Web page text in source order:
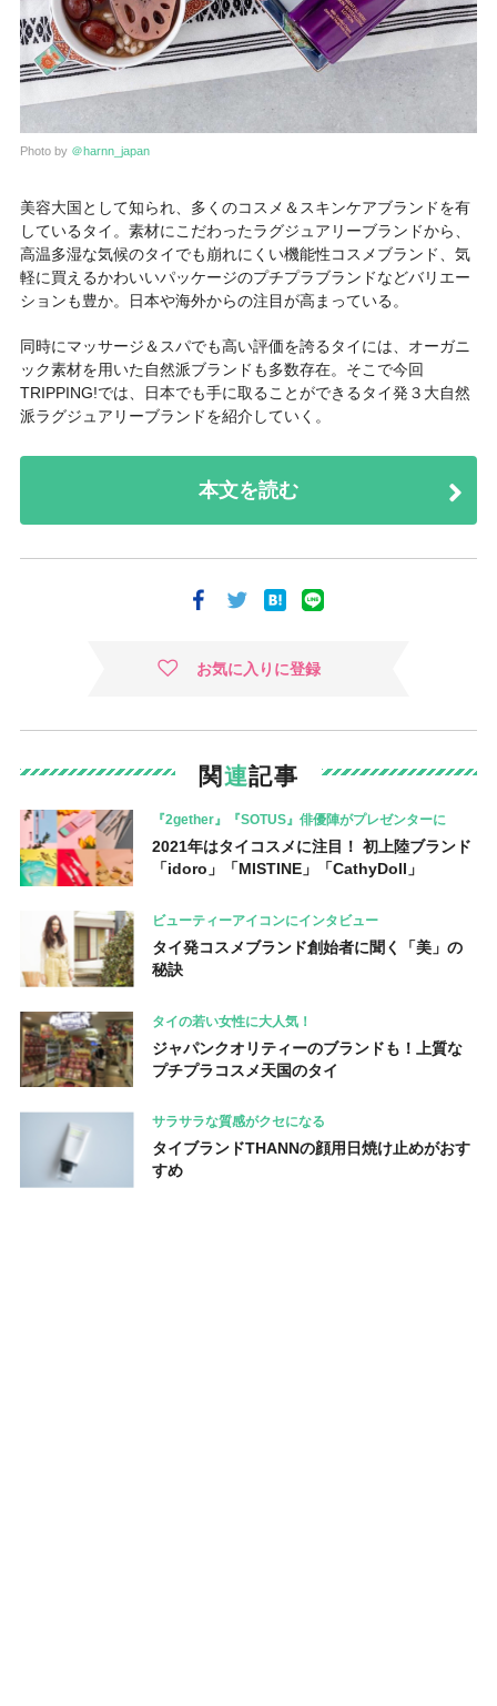
Photo by ＠harnn_japan
美容大国として知られ、多くのコスメ＆スキンケアブランドを有
しているタイ。素材にこだわったラグジュアリーブランドから、
高温多湿な気候のタイでも崩れにくい機能性コスメブランド、気
軽に買えるかわいいパッケージのプチプラブランドなどバリエー
ションも豊か。日本や海外からの注目が高まっている。
同時にマッサージ＆スパでも高い評価を誇るタイには、オーガニ
ック素材を用いた自然派ブランドも多数存在。そこで今回
TRIPPING!では、日本でも手に取ることができるタイ発３大自然
派ラグジュアリーブランドを紹介していく。
本文を読む
お気に入りに登録
関連記事
『2gether』『SOTUS』俳優陣がプレゼンターに
2021年はタイコスメに注目！ 初上陸ブランド
「idoro」「MISTINE」「CathyDoll」
ビューティーアイコンにインタビュー
タイ発コスメブランド創始者に聞く「美」の
秘訣
タイの若い女性に大人気！
ジャパンクオリティーのブランドも！上質な
プチプラコスメ天国のタイ
サラサラな質感がクセになる
タイブランドTHANNの顔用日焼け止めがおす
すめ